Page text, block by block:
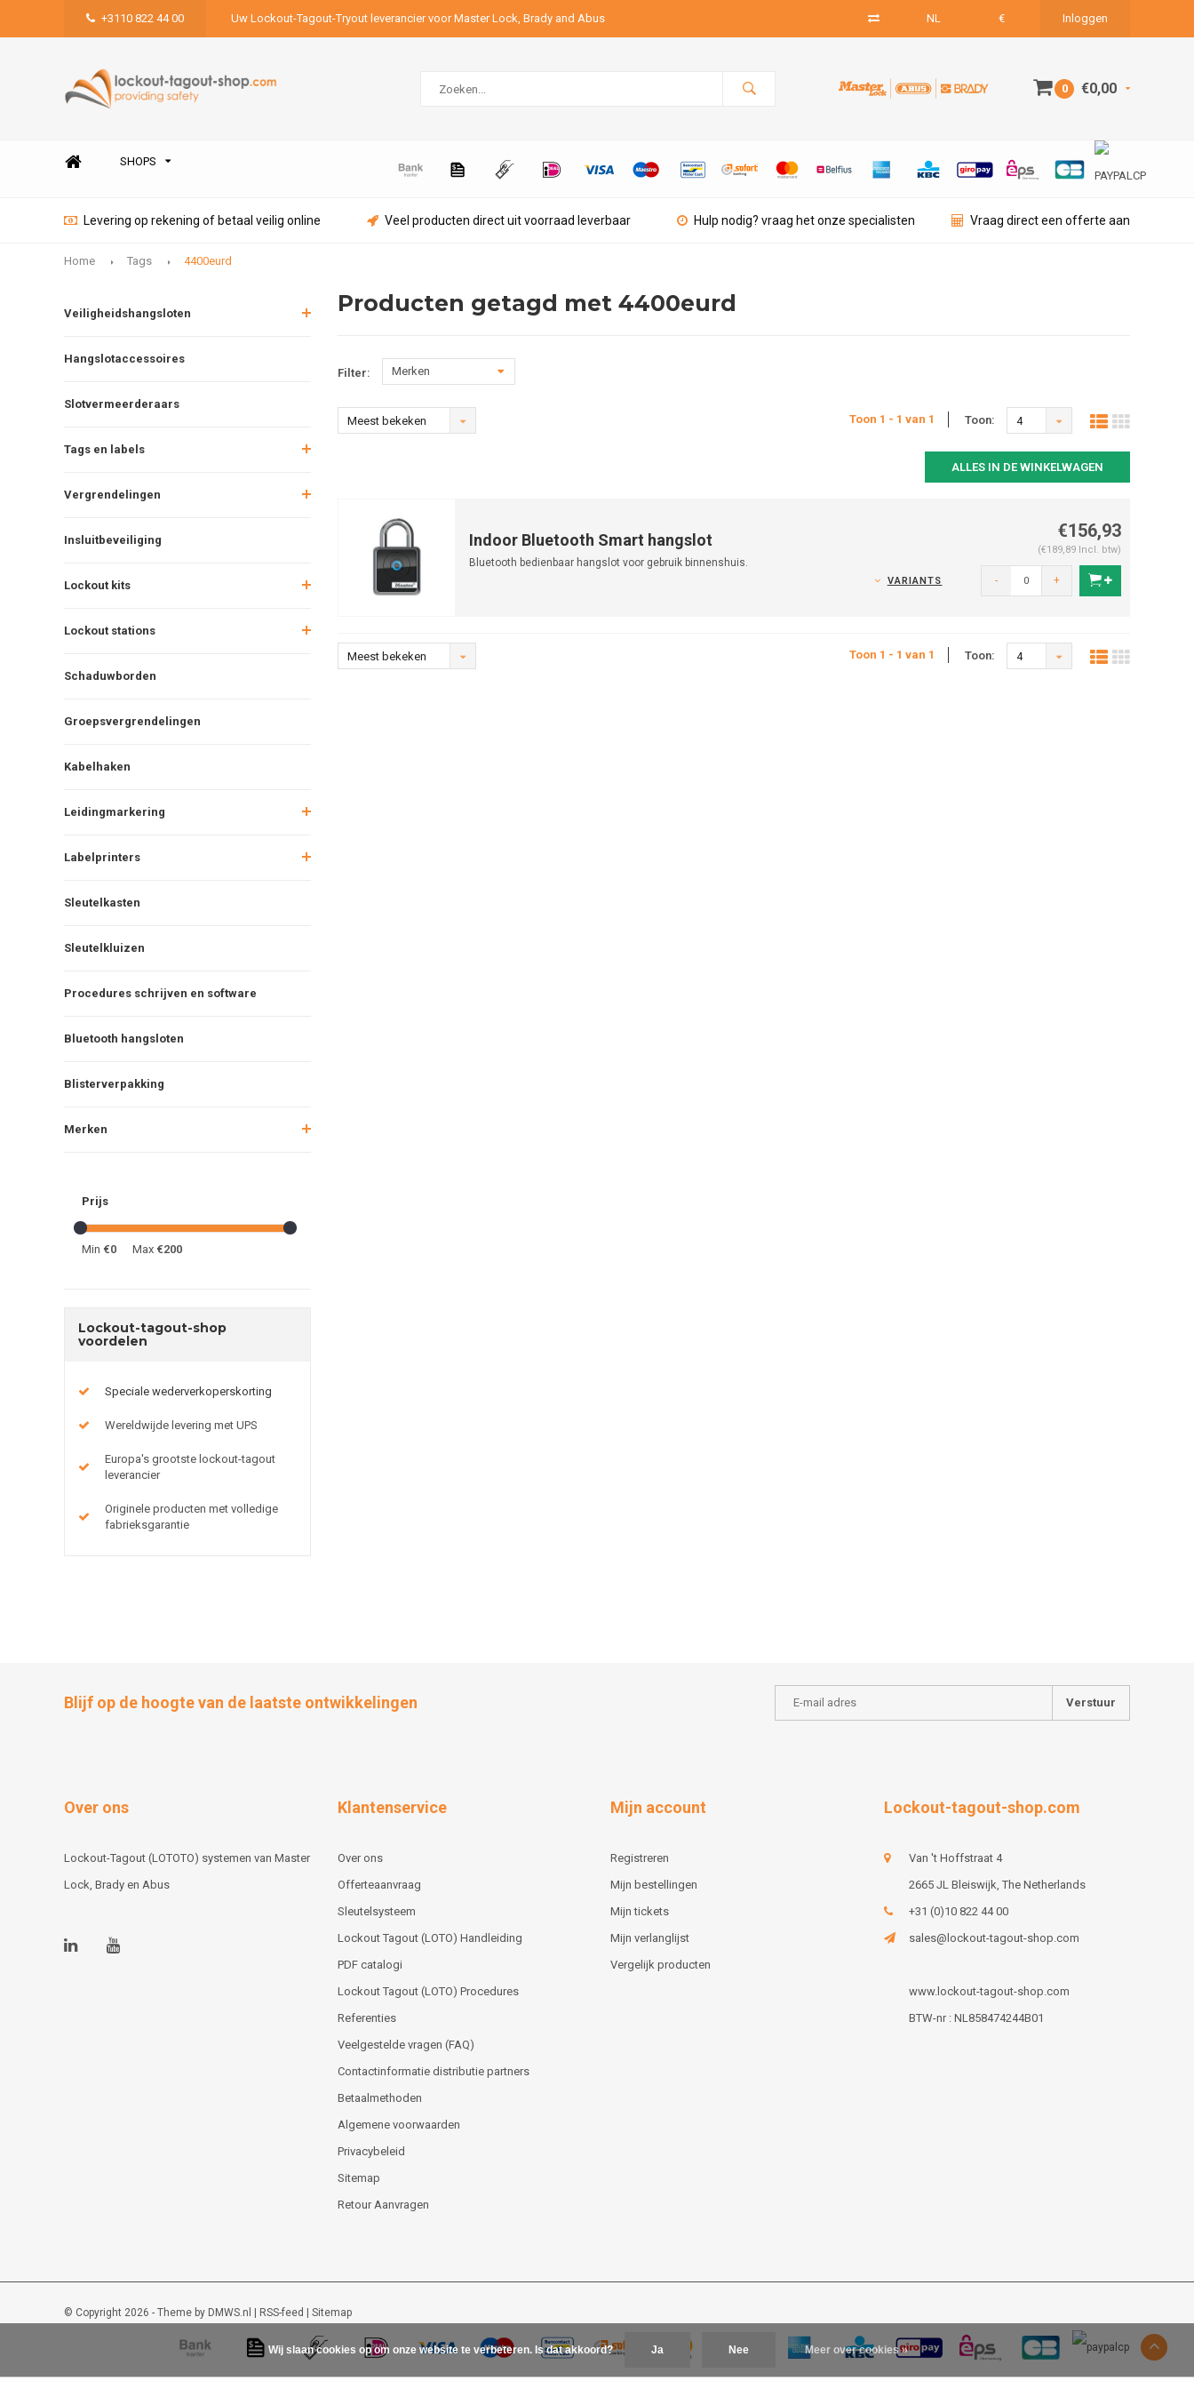
+3110 822 44 00 Uw Lockout-Tagout-Tryout leverancier voor Master Lock, Brady and Abus NL € Inloggen
0 €0,00
SHOPS
Levering op rekening of betaal veilig online Veel producten direct uit voorraad leverbaar Hulp nodig? vraag het onze specialisten Vraag direct een offerte aan
Home Tags 4400eurd
Veiligheidshangsloten
Hangslotaccessoires
Slotvermeerderaars
Tags en labels
Vergrendelingen
Insluitbeveiliging
Lockout kits
Lockout stations
Schaduwborden
Groepsvergrendelingen
Kabelhaken
Leidingmarkering
Labelprinters
Sleutelkasten
Sleutelkluizen
Procedures schrijven en software
Bluetooth hangsloten
Blisterverpakking
Merken
Prijs
Min €0 Max €200
Lockout-tagout-shop
voordelen
Speciale wederverkoperskorting
Wereldwijde levering met UPS
Europa's grootste lockout-tagout
leverancier
Originele producten met volledige
fabrieksgarantie
Producten getagd met 4400eurd
Filter: Merken
Meest bekeken Toon 1 - 1 van 1 Toon: 4
ALLES IN DE WINKELWAGEN
Indoor Bluetooth Smart hangslot
Bluetooth bedienbaar hangslot voor gebruik binnenshuis.
€156,93
(€189,89 Incl. btw)
VARIANTS - +
Meest bekeken Toon 1 - 1 van 1 Toon: 4
Blijf op de hoogte van de laatste ontwikkelingen Verstuur
Over ons
Lockout-Tagout (LOTOTO) systemen van Master
Lock, Brady en Abus
Klantenservice
Over ons
Offerteaanvraag
Sleutelsysteem
Lockout Tagout (LOTO) Handleiding
PDF catalogi
Lockout Tagout (LOTO) Procedures
Referenties
Veelgestelde vragen (FAQ)
Contactinformatie distributie partners
Betaalmethoden
Algemene voorwaarden
Privacybeleid
Sitemap
Retour Aanvragen
Mijn account
Registreren
Mijn bestellingen
Mijn tickets
Mijn verlanglijst
Vergelijk producten
Lockout-tagout-shop.com
Van 't Hoffstraat 4
2665 JL Bleiswijk, The Netherlands
+31 (0)10 822 44 00
sales@lockout-tagout-shop.com
www.lockout-tagout-shop.com
BTW-nr : NL858474244B01
© Copyright 2026 - Theme by DMWS.nl | RSS-feed | Sitemap
Lockout-tagout-shop 9/10-48beoordelingen opKiyoh
Wij slaan cookies op om onze website te verbeteren. Is dat akkoord? Ja Nee Meer over cookies »